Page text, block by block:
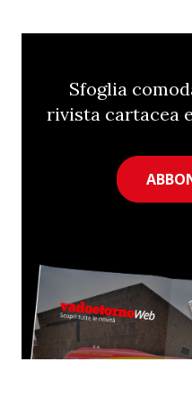
Sfoglia
rivista cartacea